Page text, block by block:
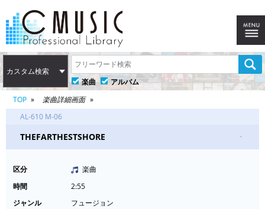
カスタム検索
楽曲
アルバム
TOP
楽曲詳細画面
AL-610 M-06
THEFARTHESTSHORE -
区分
楽曲
時間
2:55
ジャンル
フュージョン